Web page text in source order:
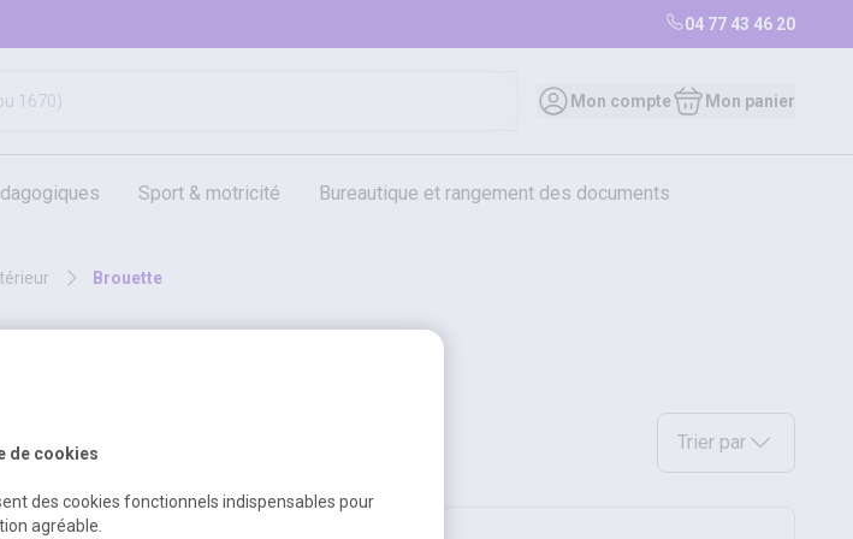
04 77 43 46 20
Mon compte Mon panier
sport & motricité bureautique et rangement des documents
brouette
Trier par
de cookies
des cookies fonctionnels indispensables pour
agréable.